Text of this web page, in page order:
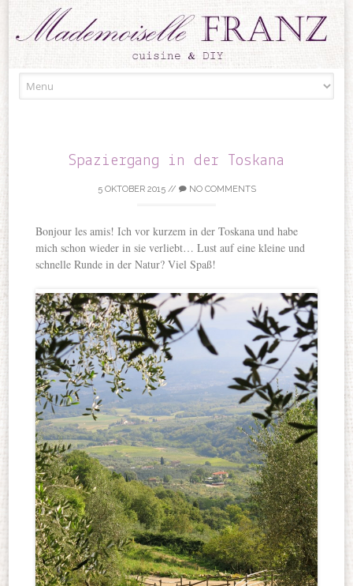
Spaziergang in der Toskana
5 OKTOBER 2015// NO COMMENTS
Bonjour les amis! Ich vor kurzem in der Toskana und habe
mich schon wieder in sie verliebt… Lust auf eine kleine und
schnelle Runde in der Natur? Viel Spaß!